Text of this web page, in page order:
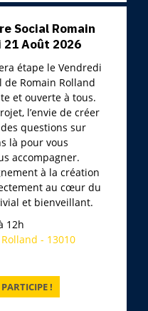
Social Romain
21 Août 2026
étape le Vendredi
de Romain Rolland
et ouverte à tous.
l’envie de créer
questions sur
là pour vous
accompagner.
à la création
au cœur du
et bienveillant.
12h
- 13010